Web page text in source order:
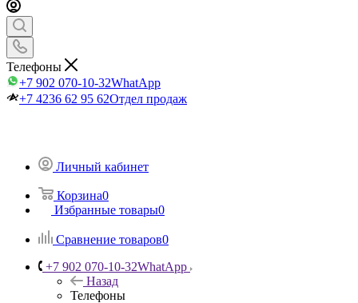
Телефоны
+7 902 070-10-32WhatApp
+7 4236 62 95 62Отдел продаж
Личный кабинет
Корзина0
Избранные товары0
Сравнение товаров0
+7 902 070-10-32WhatApp
Назад
Телефоны